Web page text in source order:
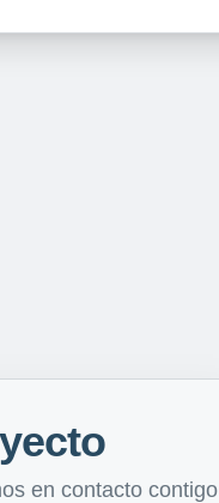
en contacto contigo